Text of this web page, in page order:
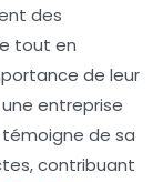
des
tout en
de leur
entreprise
de sa
contribuant